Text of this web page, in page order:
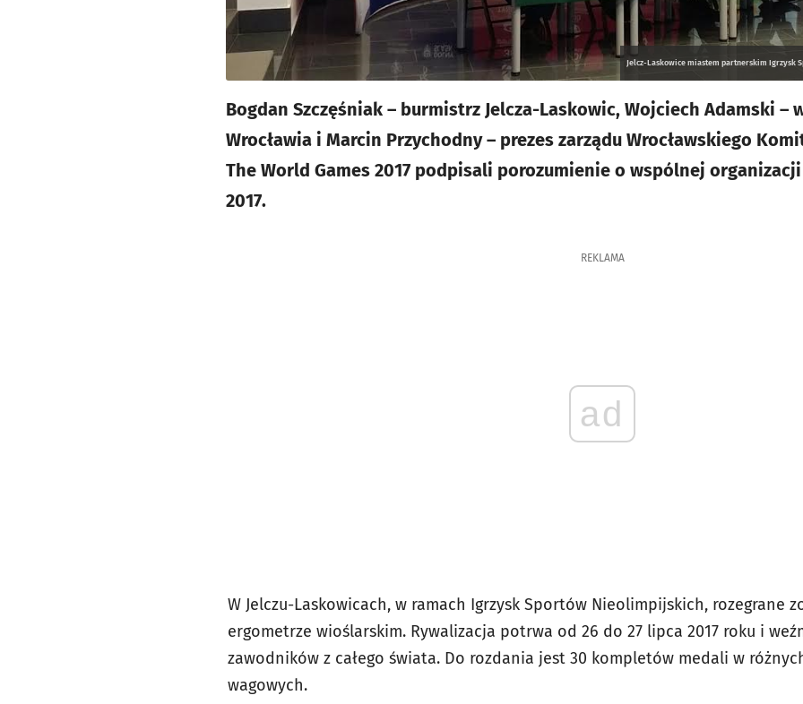
Jelcz-Laskowice miastem partnerskim Igrzysk
Bogdan Szczęśniak – burmistrz Jelcza-Laskowic, Wojciech Adamski –
Wrocławia i Marcin Przychodny – prezes zarządu Wrocławskiego
The World Games 2017 podpisali porozumienie o wspólnej
2017.
REKLAMA
ad
W Jelczu-Laskowicach, w ramach Igrzysk Sportów Nieolimpijskich, rozegrane
ergometrze wioślarskim. Rywalizacja potrwa od 26 do 27 lipca 2017 roku i
zawodników z całego świata. Do rozdania jest 30 kompletów medali w
wagowych.